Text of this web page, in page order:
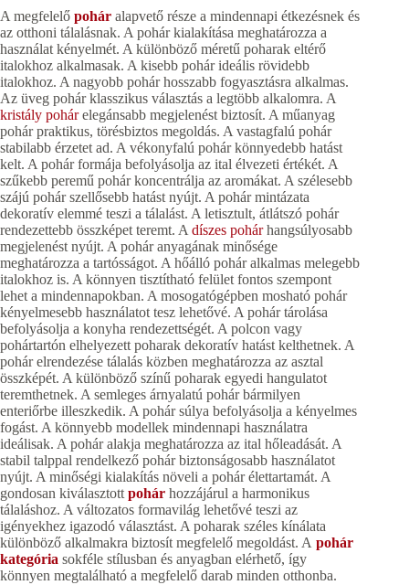
A megfelelő pohár alapvető része a mindennapi étkezésnek és
az otthoni tálalásnak. A pohár kialakítása meghatározza a
használat kényelmét. A különböző méretű poharak eltérő
italokhoz alkalmasak. A kisebb pohár ideális rövidebb
italokhoz. A nagyobb pohár hosszabb fogyasztásra alkalmas.
Az üveg pohár klasszikus választás a legtöbb alkalomra. A
kristály pohárelegánsabb megjelenést biztosít. A műanyag
pohár praktikus, törésbiztos megoldás. A vastagfalú pohár
stabilabb érzetet ad. A vékonyfalú pohár könnyedebb hatást
kelt. A pohár formája befolyásolja az ital élvezeti értékét. A
szűkebb peremű pohár koncentrálja az aromákat. A szélesebb
szájú pohár szellősebb hatást nyújt. A pohár mintázata
dekoratív elemmé teszi a tálalást. A letisztult, átlátszó pohár
rendezettebb összképet teremt. Adíszes pohárhangsúlyosabb
megjelenést nyújt. A pohár anyagának minősége
meghatározza a tartósságot. A hőálló pohár alkalmas melegebb
italokhoz is. A könnyen tisztítható felület fontos szempont
lehet a mindennapokban. A mosogatógépben mosható pohár
kényelmesebb használatot tesz lehetővé. A pohár tárolása
befolyásolja a konyha rendezettségét. A polcon vagy
pohártartón elhelyezett poharak dekoratív hatást kelthetnek. A
pohár elrendezése tálalás közben meghatározza az asztal
összképét. A különböző színű poharak egyedi hangulatot
teremthetnek. A semleges árnyalatú pohár bármilyen
enteriőrbe illeszkedik. A pohár súlya befolyásolja a kényelmes
fogást. A könnyebb modellek mindennapi használatra
ideálisak. A pohár alakja meghatározza az ital hőleadását. A
stabil talppal rendelkező pohár biztonságosabb használatot
nyújt. A minőségi kialakítás növeli a pohár élettartamát. A
gondosan kiválasztottpohár hozzájárul a harmonikus
tálaláshoz. A változatos formavilág lehetővé teszi az
igényekhez igazodó választást. A poharak széles kínálata
különböző alkalmakra biztosít megfelelő megoldást. A pohár
kategória sokféle stílusban és anyagban elérhető, így
könnyen megtalálható a megfelelő darab minden otthonba.